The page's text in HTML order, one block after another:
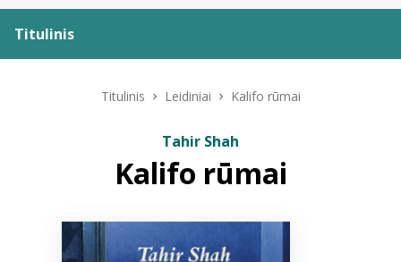
Titulinis
ELVIS atvyksta
Naujienos
Titulinis Leidiniai Kalifo rūmai
Tahir Shah
Kalifo rūmai